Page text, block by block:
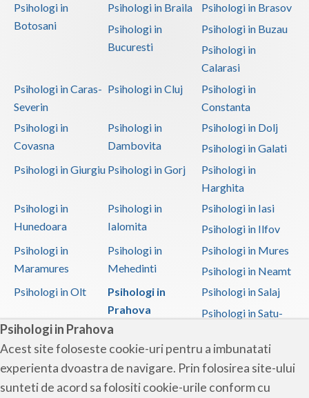
Psihologi in Prahova
Acest site foloseste cookie-uri pentru a imbunatati
experienta dvoastra de navigare. Prin folosirea site-ului
sunteti de acord sa folositi cookie-urile conform cu
Psihologi in
Botosani
Psihologi in Braila
Psihologi in Brasov
Psihologi in
Bucuresti
Psihologi in Buzau
Psihologi in
Calarasi
Psihologi in Caras-
Severin
Psihologi in Cluj
Psihologi in
Constanta
Psihologi in
Covasna
Psihologi in
Dambovita
Psihologi in Dolj
Psihologi in Galati
Psihologi in Giurgiu Psihologi in Gorj
Psihologi in
Harghita
Psihologi in
Hunedoara
Psihologi in
Ialomita
Psihologi in Iasi
Psihologi in Ilfov
Psihologi in
Maramures
Psihologi in
Mehedinti
Psihologi in Mures
Psihologi in Neamt
Psihologi in Olt
Psihologi in
Prahova
Psihologi in Salaj
Psihologi in Satu-
Psihologi in Sibiu
Psihologi in
Suceava
Psihologi in
Teleorman
Psihologi in Timis
Psihologi in Tulcea Psihologi in Valcea